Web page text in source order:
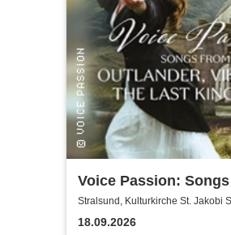
Voice Passion:
Outlander, Vikings &
Kingdom
Stralsund, Kulturkirche St. Jakobi
18.09.2026